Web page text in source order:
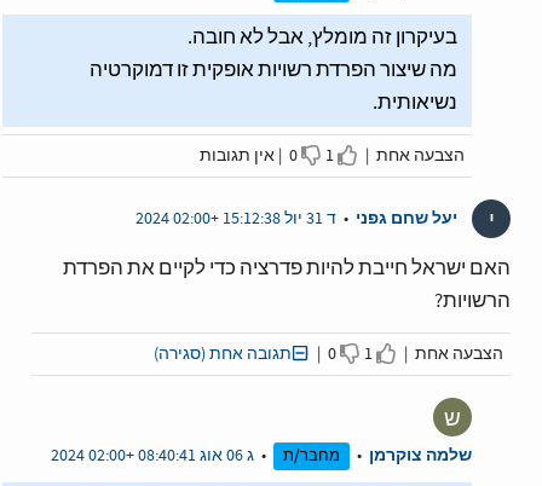
בעיקרון זה מומלץ, אבל לא חובה.
מה שיצור הפרדת רשויות אופקית זו דמוקרטיה
נשיאותית.
הצבעה אחת |
I agree
אין תגובות
י יעל שחם גפני • ד 31 יול 15:12:38 +02:00 2024
האם ישראל חייבת להיות פדרציה כדי לקיים את הפרדת
הרשויות?
הצבעה אחת |
I agree
disagree
תגובה אחת (סגירה)
ש
שלמה צוקרמן • מחבר/ת • ג 06 אוג 08:40:41 +02:00 2024